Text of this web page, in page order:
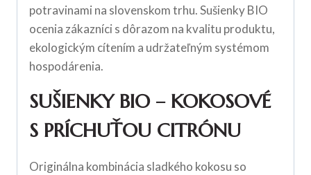
potravinami na slovenskom trhu. Sušienky BIO
ocenia zákazníci s dôrazom na kvalitu produktu,
ekologickým cítením a udržateľným systémom
hospodárenia.
SUŠIENKY BIO – KOKOSOVÉ
S PRÍCHUŤOU CITRÓNU
Originálna kombinácia sladkého kokosu so